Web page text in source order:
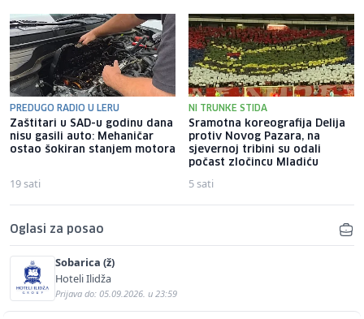
PREDUGO RADIO U LERU
Zaštitari u SAD-u godinu dana
nisu gasili auto: Mehaničar
ostao šokiran stanjem motora
19 sati
NI TRUNKE STIDA
Sramotna koreografija Delija
protiv Novog Pazara, na
sjevernoj tribini su odali
počast zločincu Mladiću
5 sati
Oglasi za posao
Sobarica (ž)
Hoteli Ilidža
Prijava do: 05.09.2026. u 23:59